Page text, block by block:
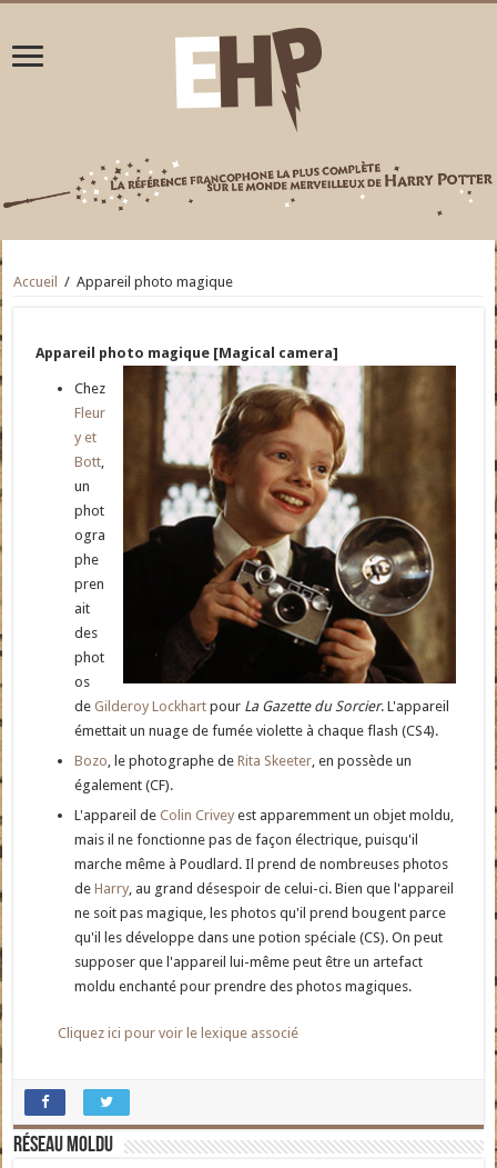
Accueil / Appareil photo magique
Appareil photo magique [Magical camera]
Chez
Fleur
y et
Bott,
un
phot
ogra
phe
pren
ait
des
phot
os
deGilderoy Lockhart pour La Gazette du Sorcier. L'appareil
émettait un nuage de fumée violette à chaque flash (CS4).
Bozo, le photographe deRita Skeeter, en possède un
également (CF).
L'appareil deColin Crivey est apparemment un objet moldu,
mais il ne fonctionne pas de façon électrique, puisqu'il
marche même à Poudlard. Il prend de nombreuses photos
deHarry, au grand désespoir de celui-ci. Bien que l'appareil
ne soit pas magique, les photos qu'il prend bougent parce
qu'il les développe dans une potion spéciale (CS). On peut
supposer que l'appareil lui-même peut être un artefact
moldu enchanté pour prendre des photos magiques.
Cliquez ici pour voir le lexique associé
Réseau moldu